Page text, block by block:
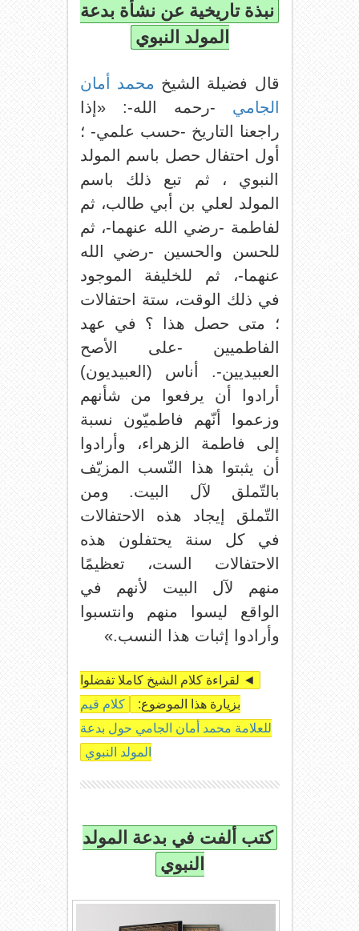
نبذة تاريخية عن نشأة بدعة
المولد النبوي
قال فضيلة الشيخ محمد أمان
الجامي -رحمه الله-: «إذا
راجعنا التاريخ -حسب علمي- ؛
أول احتفال حصل باسم المولد
النبوي ، ثم تبع ذلك باسم
المولد لعلي بن أبي طالب، ثم
لفاطمة -رضي الله عنهما-، ثم
للحسن والحسين -رضي الله
عنهما-، ثم للخليفة الموجود
في ذلك الوقت، ستة احتفالات
؛ متى حصل هذا ؟ في عهد
الفاطميين -على الأصح
العبيديين-. أناس (العبيديون)
أرادوا أن يرفعوا من شأنهم
وزعموا أنّهم فاطميّون نسبة
إلى فاطمة الزهراء، وأرادوا
أن يثبتوا هذا النّسب المزيّف
بالتّملق لآل البيت. ومن
التّملق إيجاد هذه الاحتفالات
في كل سنة يحتفلون هذه
الاحتفالات الست، تعظيمًا
منهم لآل البيت لأنهم في
الواقع ليسوا منهم وانتسبوا
وأرادوا إثبات هذا النسب.»
◄ لقراءة كلام الشيخ كاملا تفضلوا
بزيارة هذا الموضوع:
كلام قيم
للعلامة محمد أمان الجامي حول بدعة
المولد النبوي
كتب ألفت في بدعة المولد
النبوي